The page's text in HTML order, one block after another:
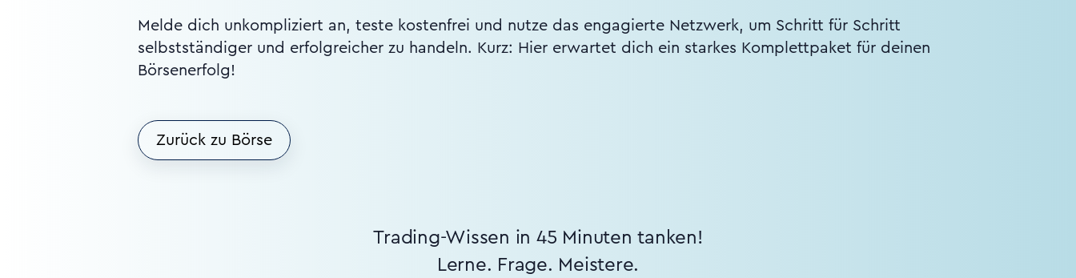
Melde dich unkompliziert an, teste kostenfrei und nutze das engagierte Netzwerk, um Schritt für Schritt
selbstständiger und erfolgreicher zu handeln. Kurz: Hier erwartet dich ein starkes Komplettpaket für deinen
Börsenerfolg!
Zurück zu Börse
Trading-Wissen in 45 Minuten tanken!
Lerne. Frage. Meistere.